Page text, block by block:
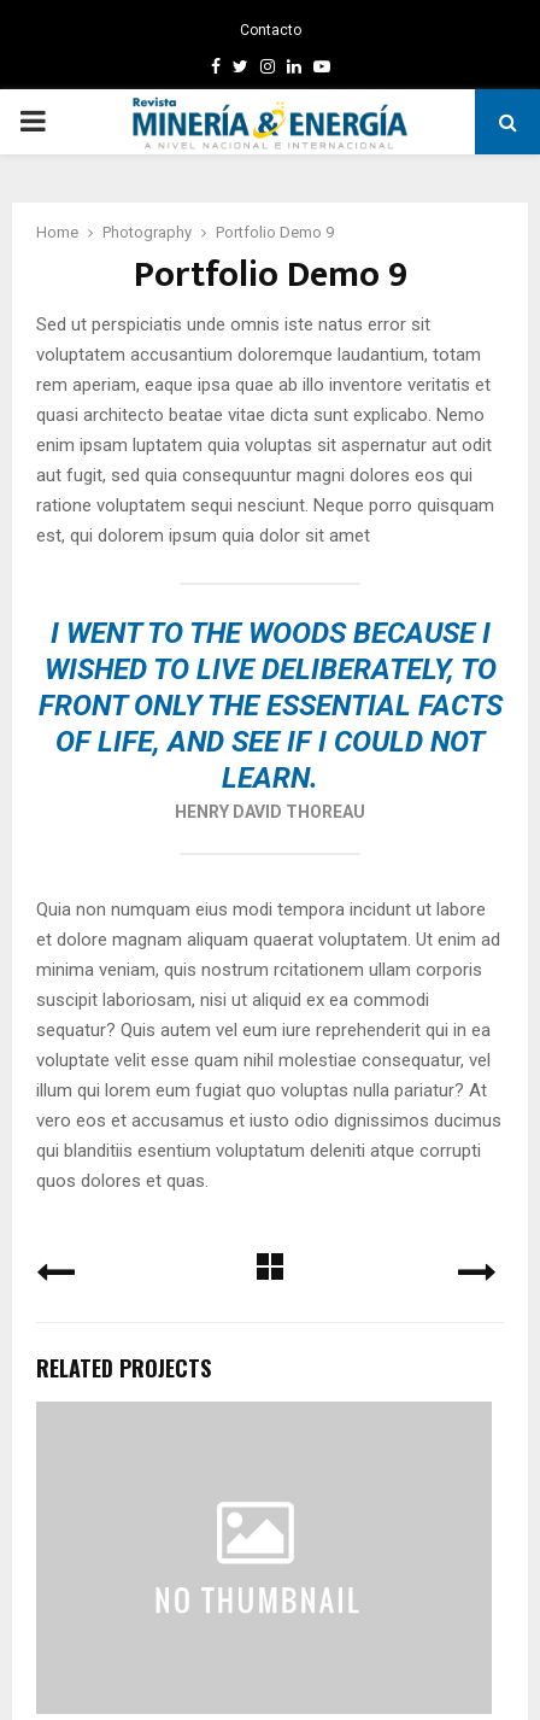
Contacto
Facebook
TwitterInstagram
LinkedinYoutube
PRIMARY
Home Photography Portfolio Demo 9
Portfolio Demo 9
Sed ut perspiciatis unde omnis iste natus error sit
voluptatem accusantium doloremque laudantium, totam
rem aperiam, eaque ipsa quae ab illo inventore veritatis et
quasi architecto beatae vitae dicta sunt explicabo. Nemo
enim ipsam luptatem quia voluptas sit aspernatur aut odit
aut fugit, sed quia consequuntur magni dolores eos qui
ratione voluptatem sequi nesciunt. Neque porro quisquam
est, qui dolorem ipsum quia dolor sit amet
I WENT TO THE WOODS BECAUSE I
WISHED TO LIVE DELIBERATELY, TO
FRONT ONLY THE ESSENTIAL FACTS
OF LIFE, AND SEE IF I COULD NOT
LEARN.
HENRY DAVID THOREAU
Quia non numquam eius modi tempora incidunt ut labore
et dolore magnam aliquam quaerat voluptatem. Ut enim ad
minima veniam, quis nostrum rcitationem ullam corporis
suscipit laboriosam, nisi ut aliquid ex ea commodi
sequatur? Quis autem vel eum iure reprehenderit qui in ea
voluptate velit esse quam nihil molestiae consequatur, vel
illum qui lorem eum fugiat quo voluptas nulla pariatur? At
vero eos et accusamus et iusto odio dignissimos ducimus
qui blanditiis esentium voluptatum deleniti atque corrupti
quos dolores et quas.
RELATED PROJECTS